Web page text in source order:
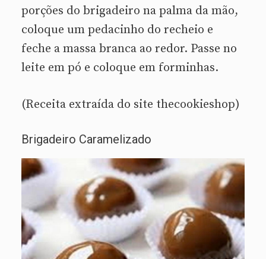
porções do brigadeiro na palma da mão,
coloque um pedacinho do recheio e
feche a massa branca ao redor. Passe no
leite em pó e coloque em forminhas.
(Receita extraída do site thecookieshop)
Brigadeiro Caramelizado